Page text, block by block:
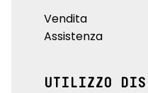
Vendita
Assistenza
UTILIZZO